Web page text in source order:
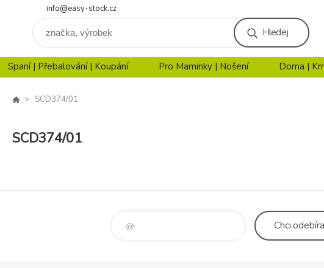
info@easy-stock.cz
Hledej
Spaní | Přebalování | Koupání Pro Maminky | Nošení Doma |
SCD374/01
SCD374/01
Chci